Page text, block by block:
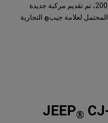
سلسلة J حتى عام 1987. وفي عام 2005، تم تقديم مركبة جديدة
المحتمل لعلامة جيب® التجارية
®